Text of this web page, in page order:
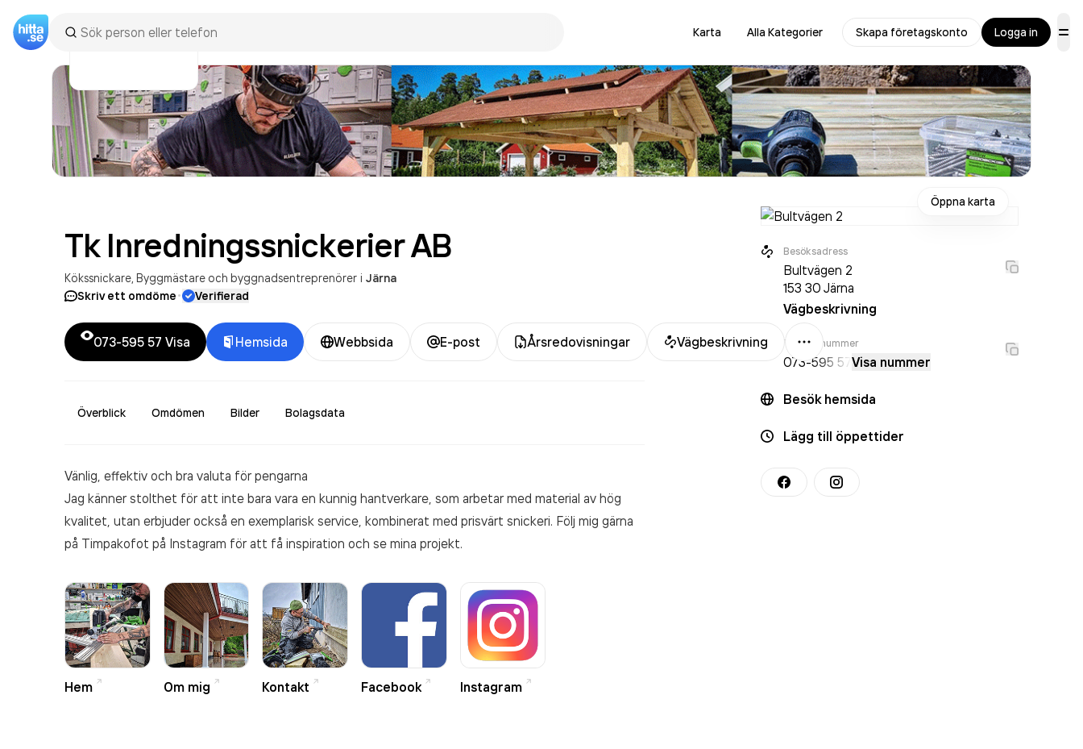
Karta Alla Kategorier Skapa företagskonto Logga in
Tk InredningssnickerierAB
Kökssnickare Byggmästare och byggnadsentreprenörer i Järna
Skriv ett omdöme· Verifierad
073-595 57 Visa Hemsida Webbsida E-post Årsredovisningar Vägbeskrivning
Mer
Överblick Omdömen Bilder Bolagsdata
Vänlig, effektiv och bra valuta för pengarna
Jag känner stolthet för att inte bara vara en kunnig hantverkare, som arbetar med material av hög
kvalitet, utan erbjuder också en exemplarisk service, kombinerat med prisvärt snickeri. Följ mig gärna
på Timpakofot på Instagram för att få inspiration och se mina projekt.
Hem Om mig Kontakt Facebook Instagram
Öppna karta
Besöksadress
Bultvägen 2
153 30 Järna
Vägbeskrivning
Telefonnummer
073-595 57 Visa nummer
Besök hemsida
Lägg till öppettider